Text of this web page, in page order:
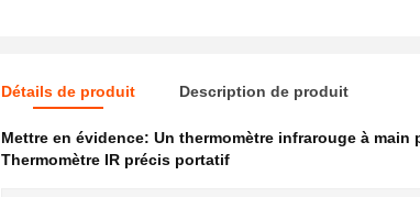
Détails de produit Description de produit
Mettre en évidence: Un thermomètre infrarouge à main
Thermomètre IR précis portatif